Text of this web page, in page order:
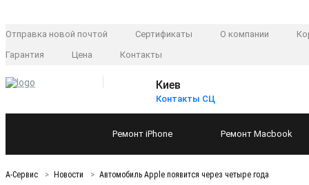
Отправка новой почтой Сертификаты О компании
Гарантия
Цена Контакты
Киев
Контакты СЦ
Ремонт iPhone Ремонт Macbook
А-Сервис Новости Автомобиль Apple появится через четыре года